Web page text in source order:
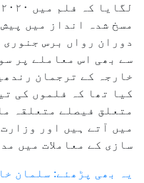
مسخ شدہ انداز میں
دوران رواں برس جنوری
سے بھی اس معاملے پر
خارجہ کے ترجمان
کیا تھا کہ فلموں کی
متعلق فیصلے متعلقہ
میں آتے ہیں اور
سازی کے معاملات میں
یہ بھی پڑھئے: سلمان